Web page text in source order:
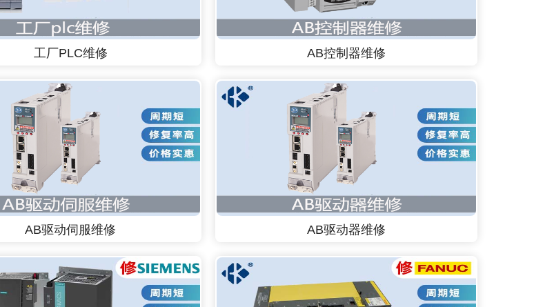
工厂PLC维修 AB控制器维修
AB驱动伺服维修 AB驱动器维修